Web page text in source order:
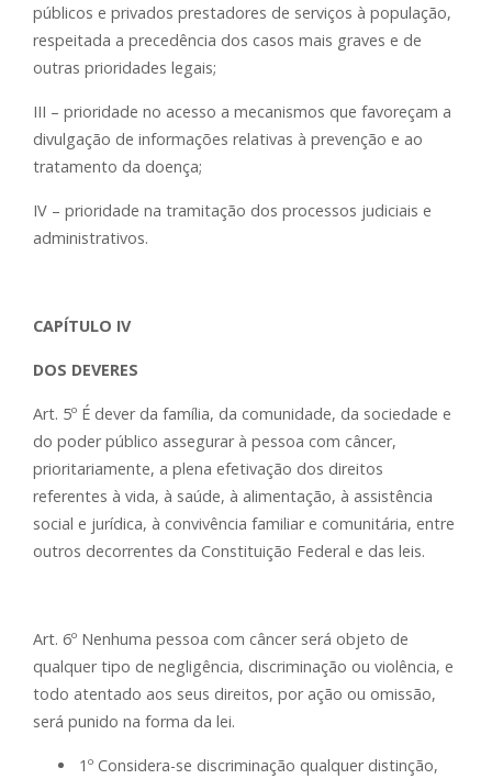
públicos e privados prestadores de serviços à população,
respeitada a precedência dos casos mais graves e de
outras prioridades legais;
III – prioridade no acesso a mecanismos que favoreçam a
divulgação de informações relativas à prevenção e ao
tratamento da doença;
IV – prioridade na tramitação dos processos judiciais e
administrativos.
CAPÍTULO IV
DOS DEVERES
Art. 5º É dever da família, da comunidade, da sociedade e
do poder público assegurar à pessoa com câncer,
prioritariamente, a plena efetivação dos direitos
referentes à vida, à saúde, à alimentação, à assistência
social e jurídica, à convivência familiar e comunitária, entre
outros decorrentes da Constituição Federal e das leis.
Art. 6º Nenhuma pessoa com câncer será objeto de
qualquer tipo de negligência, discriminação ou violência, e
todo atentado aos seus direitos, por ação ou omissão,
será punido na forma da lei.
1º Considera-se discriminação qualquer distinção,